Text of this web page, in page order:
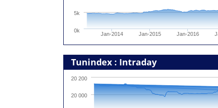
Jan-2014 Jan-2015 Jan-2016
0k
5k
Tunindex : Intraday
20 000
20 200